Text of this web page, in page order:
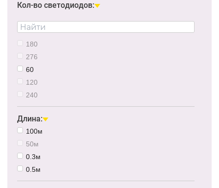
Кол-во светодиодов:
180
276
60
120
240
Длина:
100м
50м
0.3м
0.5м